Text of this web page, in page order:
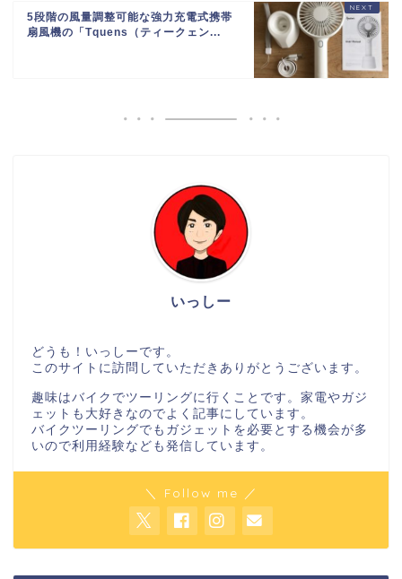
5段階の風量調整可能な強力充電式携帯
扇風機の「Tquens（ティークェン...
いっしー
どうも！いっしーです。
このサイトに訪問していただきありがとうございます。
趣味はバイクでツーリングに行くことです。家電やガジ
ェットも大好きなのでよく記事にしています。
バイクツーリングでもガジェットを必要とする機会が多
いので利用経験なども発信しています。
＼ Follow me ／